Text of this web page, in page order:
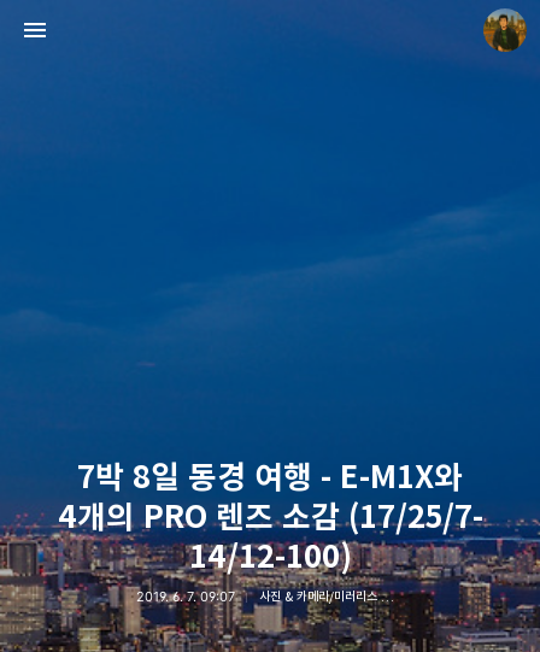
7박 8일 동경 여행 - E-M1X와
4개의 PRO 렌즈 소감 (17/25/7-
14/12-100)
2019. 6. 7. 09:07 사진 & 카메라/미러리스 카메라
빛으로 쓴 편지